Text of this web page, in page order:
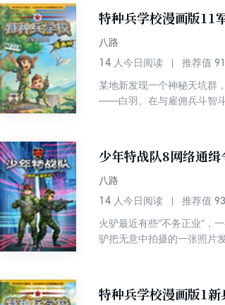
特种兵学校漫画版11
八路
14 人今日阅读 推荐值
某地新发现一个神秘天坑群
——白羽。在与雇佣兵斗智
少年特战队8网络通缉
八路
14 人今日阅读 推荐值
火驴最近有些“不务正业”
驴把无意中拍摄的一张照片
特种兵学校漫画版1新